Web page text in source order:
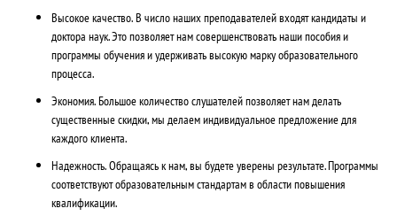
Высокое качество.В число наших преподавателей входят кандидаты и
доктора наук. Это позволяет нам совершенствовать наши пособия и
программы обучения и удерживать высокую марку образовательного
процесса.
Экономия.Большое количество слушателей позволяет нам делать
существенные скидки, мы делаем индивидуальное предложение для
каждого клиента.
Надежность.Обращаясь к нам, вы будете уверены результате. Программы
соответствуют образовательным стандартам в области повышения
квалификации.